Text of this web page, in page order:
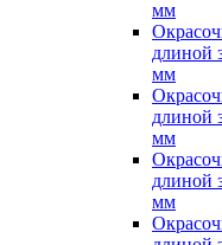
мм
длиной
мм
длиной
мм
длиной
мм